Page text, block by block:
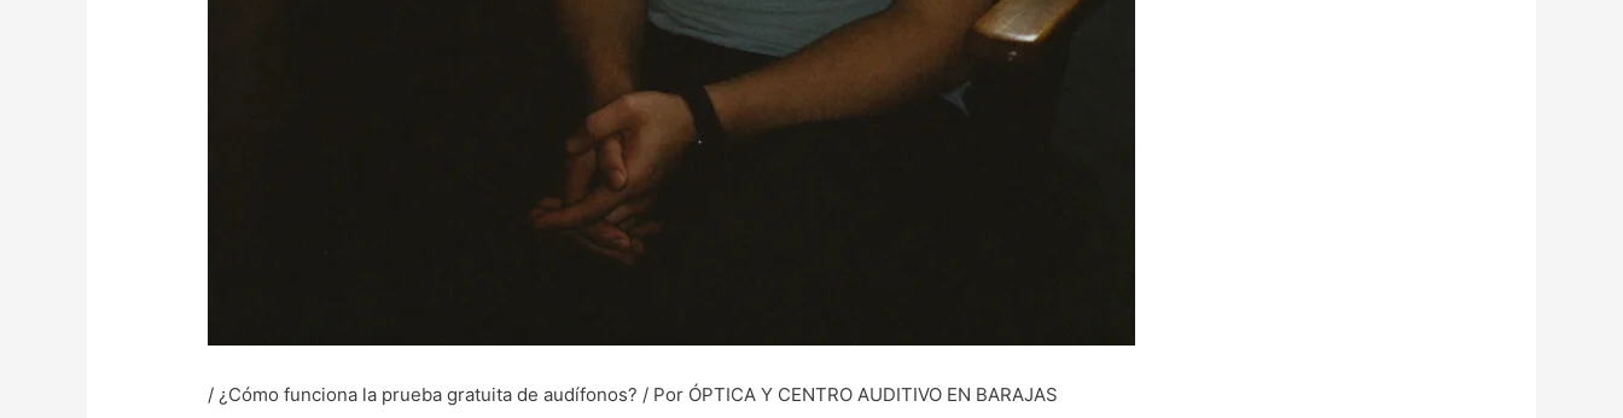
/¿Cómo funciona la prueba gratuita de audífonos? / Por ÓPTICA Y CENTRO AUDITIVO EN BARAJAS